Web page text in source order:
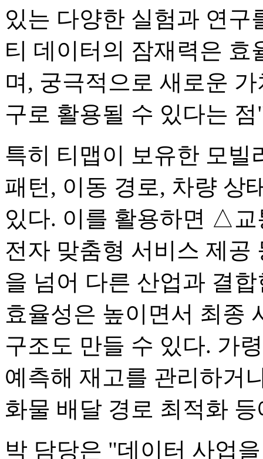
있는 다양한 실험과 연
티 데이터의 잠재력은
며, 궁극적으로 새로운
구로 활용될 수 있다는
특히 티맵이 보유한 모빌
패턴, 이동 경로, 차량 상
있다. 이를 활용하면 △
전자 맞춤형 서비스 제공
을 넘어 다른 산업과 결
효율성은 높이면서 최종
구조도 만들 수 있다. 가
예측해 재고를 관리하거
화물 배달 경로 최적화
박 담당은 "데이터 사업